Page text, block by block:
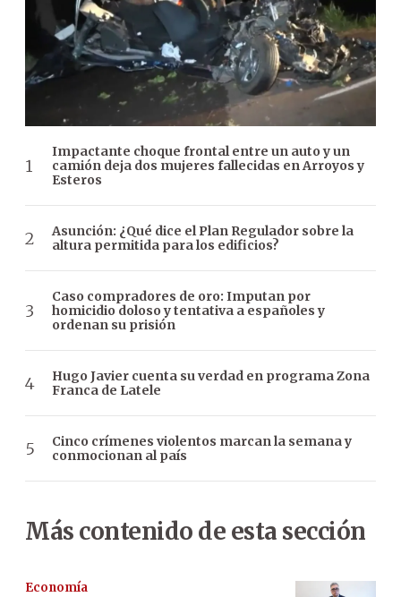
Impactante choque frontal entre un auto y un
camión deja dos mujeres fallecidas en Arroyos y
Esteros
Asunción: ¿Qué dice el Plan Regulador sobre la
altura permitida para los edificios?
Caso compradores de oro: Imputan por
homicidio doloso y tentativa a españoles y
ordenan su prisión
Hugo Javier cuenta su verdad en programa Zona
Franca de Latele
Cinco crímenes violentos marcan la semana y
conmocionan al país
Más contenido de esta sección
Economía